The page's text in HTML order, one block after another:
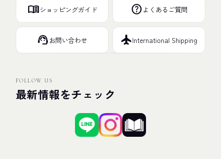
menu_bookショッピングガイド help よくあるご質問
support_agent お問い合わせ flightInternational Shipping
FOLLOW US
最新情報をチェック